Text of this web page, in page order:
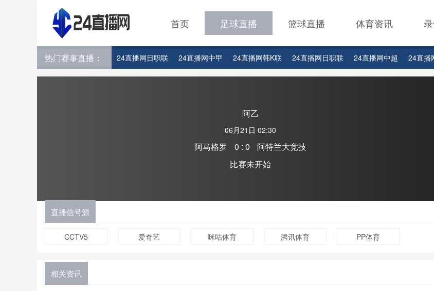
首页 足球直播 篮球直播 体育资讯
热门赛事直播： 24直播网日职联 24直播网中甲 24直播网韩K联 24直播网日职联 24直播网中超 24直播
阿乙
06月21日 02:30
阿马格罗 0 : 0
阿特兰大竞技
比赛未开始
直播信号源
CCTV5 爱奇艺 咪咕体育 腾讯体育 PP体育
相关资讯